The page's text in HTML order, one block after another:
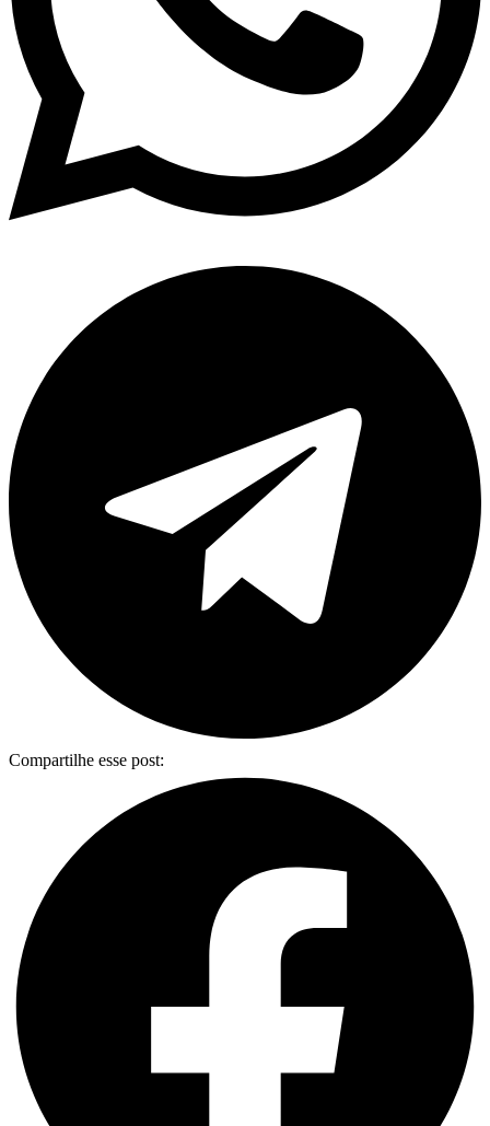
Compartilhe esse post: